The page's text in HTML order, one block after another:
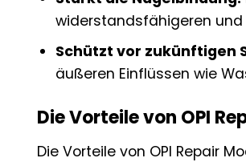
widerstandsfähigeren
Schützt vor zukünftigen
äußeren Einflüssen wie
Die Vorteile von OPI
Die Vorteile von OPI Repair